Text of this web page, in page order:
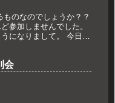
のなのでしょうか？？
参加しませんでした。
になりまして。 今日は
会